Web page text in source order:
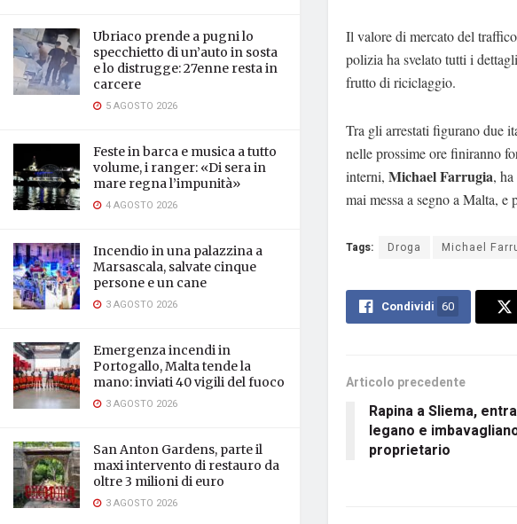
Ubriaco prende a pugni lo
specchietto di un’auto in sosta
e lo distrugge: 27enne resta in
carcere
5 AGOSTO 2026
Feste in barca e musica a tutto
volume, i ranger: «Di sera in
mare regna l’impunità»
4 AGOSTO 2026
Incendio in una palazzina a
Marsascala, salvate cinque
persone e un cane
3 AGOSTO 2026
Emergenza incendi in
Portogallo, Malta tende la
mano: inviati 40 vigili del fuoco
3 AGOSTO 2026
San Anton Gardens, parte il
maxi intervento di restauro da
oltre 3 milioni di euro
3 AGOSTO 2026
Il valore di mercato del
polizia ha svelato tutti i
frutto di riciclaggio.
Tra gli arrestati figurano due
nelle prossime ore finiranno
interni, Michael Farrugia,
mai messa a segno a Malta,
Tags: Droga Michael
Condividi 60
Articolo precedente
Rapina a Sliema,
legano e
proprietario